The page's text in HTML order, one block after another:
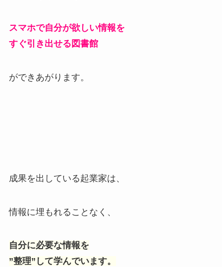
スマホで自分が欲しい情報を
すぐ引き出せる図書館
ができあがります。
成果を出している起業家は、
情報に埋もれることなく、
自分に必要な情報を
”整理”して学んでいます。